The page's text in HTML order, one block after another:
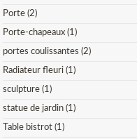
Porte (2)
Porte-chapeaux (1)
portes coulissantes (2)
Radiateur fleuri (1)
sculpture (1)
statue de jardin (1)
Table bistrot (1)